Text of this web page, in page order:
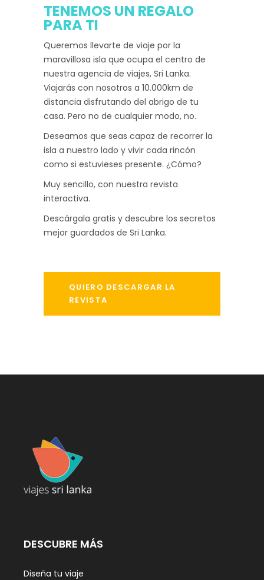
TENEMOS UN REGALO
PARA TI
Queremos llevarte de viaje por la
maravillosa isla que ocupa el centro de
nuestra agencia de viajes, Sri Lanka.
Viajarás con nosotros a 10.000km de
distancia disfrutando del abrigo de tu
casa. Pero no de cualquier modo, no.
Deseamos que seas capaz de recorrer la
isla a nuestro lado y vivir cada rincón
como si estuvieses presente. ¿Cómo?
Muy sencillo, con nuestra revista
interactiva.
Descárgala gratis y descubre los secretos
mejor guardados de Sri Lanka.
QUIERO DESCARGAR LA
REVISTA
DESCUBRE MÁS
Diseña tu viaje